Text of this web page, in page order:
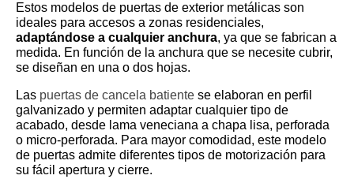
Estos modelos de puertas de exterior metálicas son
ideales para accesos a zonas residenciales,
adaptándose a cualquier anchura, ya que se fabrican a
medida. En función de la anchura que se necesite cubrir,
se diseñan en una o dos hojas.
Las puertas de cancela batiente se elaboran en perfil
galvanizado y permiten adaptar cualquier tipo de
acabado, desde lama veneciana a chapa lisa, perforada
o micro-perforada. Para mayor comodidad, este modelo
de puertas admite diferentes tipos de motorización para
su fácil apertura y cierre.